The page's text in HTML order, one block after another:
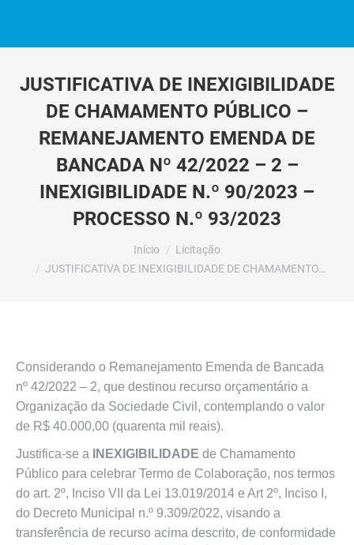
JUSTIFICATIVA DE INEXIGIBILIDADE
DE CHAMAMENTO PÚBLICO –
REMANEJAMENTO EMENDA DE
BANCADA Nº 42/2022 – 2 –
INEXIGIBILIDADE N.º 90/2023 –
PROCESSO N.º 93/2023
Início
Licitação
JUSTIFICATIVA DE INEXIGIBILIDADE DE CHAMAMENTO…
Considerando o Remanejamento Emenda de Bancada
nº 42/2022 – 2, que destinou recurso orçamentário a
Organização da Sociedade Civil, contemplando o valor
de R$ 40.000,00 (quarenta mil reais).
Justifica-se a INEXIGIBILIDADE de Chamamento
Público para celebrar Termo de Colaboração, nos termos
do art. 2º, Inciso VII da Lei 13.019/2014 e Art 2º, Inciso I,
do Decreto Municipal n.º 9.309/2022, visando a
transferência de recurso acima descrito, de conformidade